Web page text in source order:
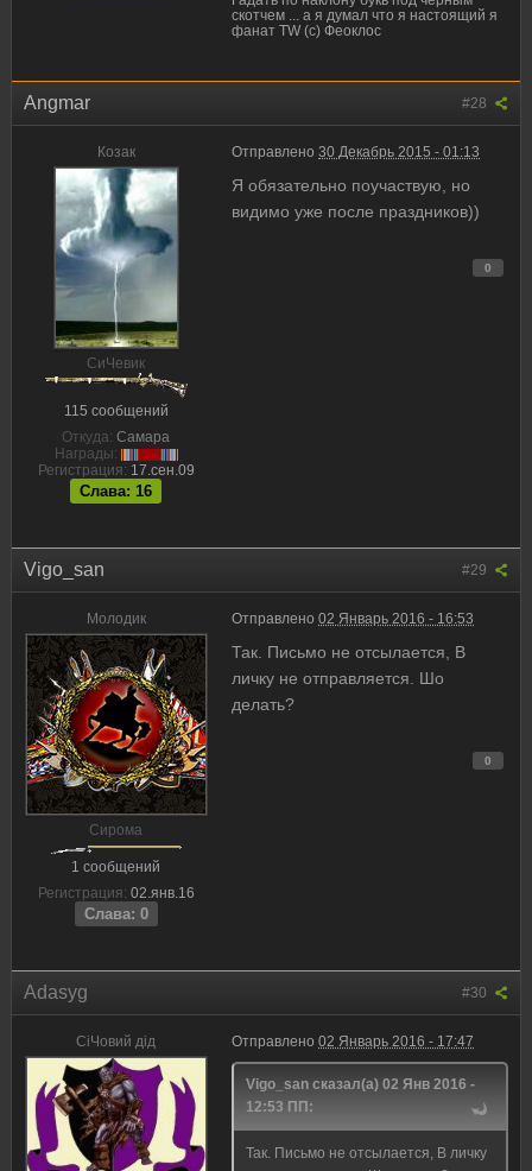
скотчем ... а я думал что я настоящий я
фанат TW (с) Феоклос
#28
Angmar
Козак
CиЧевик
115 сообщений
Откуда: Самара
Награды:
Регистрация: 17.сен.09
Слава: 16
Отправлено 30 Декабрь 2015 - 01:13
Я обязательно поучаствую, но
видимо уже после праздников))
0
#29
Vigo_san
Молодик
Сирома
1 сообщений
Регистрация: 02.янв.16
Слава: 0
Отправлено 02 Январь 2016 - 16:53
Так. Письмо не отсылается, В
личку не отправляется. Шо
делать?
0
#30
Adasyg
CiЧовий дiд Отправлено 02 Январь 2016 - 17:47
Vigo_san сказал(а) 02 Янв 2016 -
12:53 ПП:
Так. Письмо не отсылается, В личку